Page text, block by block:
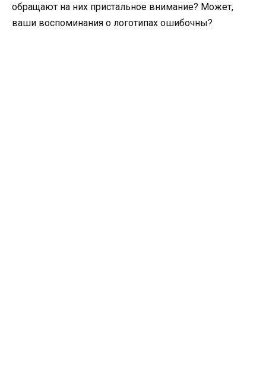
обращают на них пристальное внимание? Может,
ваши воспоминания о логотипах ошибочны?